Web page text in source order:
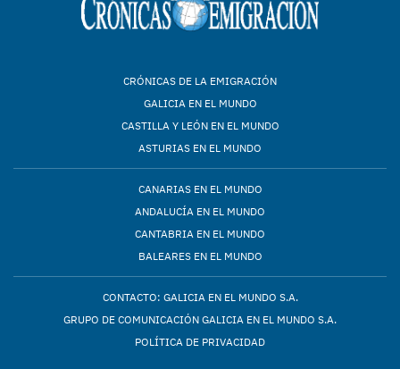
CRÓNICAS DE LA EMIGRACIÓN
GALICIA EN EL MUNDO
CASTILLA Y LEÓN EN EL MUNDO
ASTURIAS EN EL MUNDO
CANARIAS EN EL MUNDO
ANDALUCÍA EN EL MUNDO
CANTABRIA EN EL MUNDO
BALEARES EN EL MUNDO
CONTACTO: GALICIA EN EL MUNDO S.A.
GRUPO DE COMUNICACIÓN GALICIA EN EL MUNDO S.A.
POLÍTICA DE PRIVACIDAD